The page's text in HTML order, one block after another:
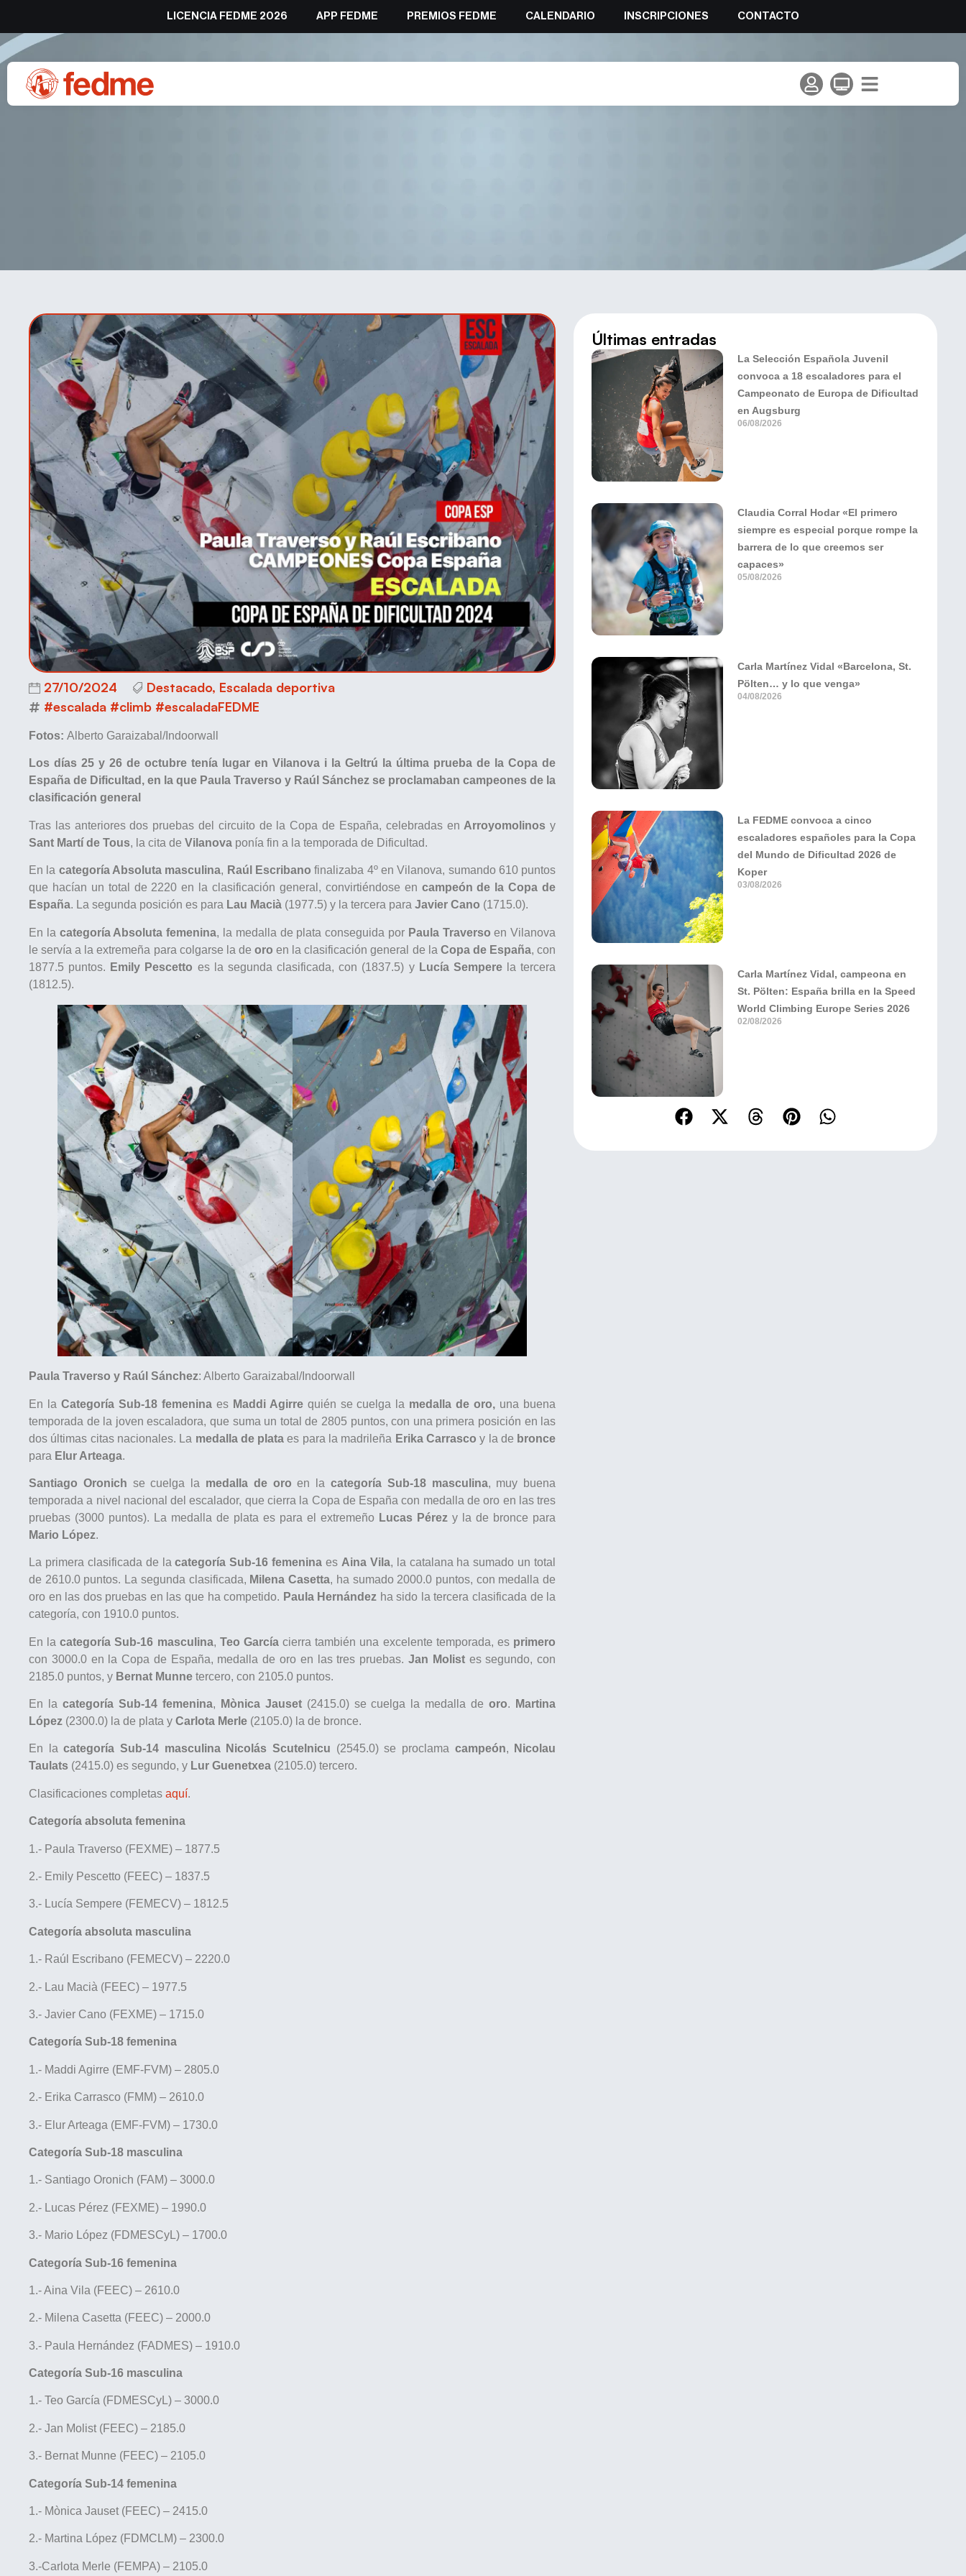
LICENCIA FEDME 2026 APP FEDME PREMIOS FEDME CALENDARIO INSCRIPCIONES CONTACTO
Paula Traverso y Raúl Escribano campeones de la Copa de España de Dificultad 2024
27/10/2024 Destacado, Escalada deportiva
#escalada #climb #escaladaFEDME
Fotos: Alberto Garaizabal/Indoorwall
Los días 25 y 26 de octubre tenía lugar en Vilanova i la Geltrú la última prueba de la Copa de
España de Dificultad, en la que Paula Traverso y Raúl Sánchez se proclamaban campeones de la
clasificación general
Tras las anteriores dos pruebas del circuito de la Copa de España, celebradas en Arroyomolinos y
Sant Martí de Tous, la cita de Vilanova ponía fin a la temporada de Dificultad.
En la categoría Absoluta masculina, Raúl Escribano finalizaba 4º en Vilanova, sumando 610 puntos
que hacían un total de 2220 en la clasificación general, convirtiéndose en campeón de la Copa de
España. La segunda posición es para Lau Macià (1977.5) y la tercera para Javier Cano (1715.0).
En la categoría Absoluta femenina, la medalla de plata conseguida por Paula Traverso en Vilanova
le servía a la extremeña para colgarse la deoro en la clasificación general de la Copa de España, con
1877.5 puntos. Emily Pescetto es la segunda clasificada, con (1837.5) y Lucía Semperela tercera
(1812.5).
Paula Traverso y Raúl Sánchez: Alberto Garaizabal/Indoorwall
En la Categoría Sub-18 femeninaes Maddi Agirrequién se cuelga la medalla de oro, una buena
temporada de la joven escaladora, que suma un total de 2805 puntos, con una primera posición en las
dos últimas citas nacionales. La medalla de plata es para la madrileña Erika Carrasco y la de bronce
para Elur Arteaga.
Santiago Oronich se cuelga la medalla de oro en la categoría Sub-18 masculina, muy buena
temporada a nivel nacional del escalador, que cierra la Copa de España con medalla de oro en las tres
pruebas (3000 puntos). La medalla de plata es para el extremeño Lucas Pérezy la de bronce para
Mario López.
La primera clasificada de lacategoría Sub-16 femenina es Aina Vila, la catalana ha sumado un total
de 2610.0 puntos. La segunda clasificada, Milena Casetta, ha sumado 2000.0 puntos, con medalla de
oro en las dos pruebas en las que ha competido. Paula Hernández ha sido la tercera clasificada de la
categoría, con 1910.0 puntos.
En lacategoría Sub-16 masculina, Teo García cierra también una excelente temporada, es primero
con 3000.0 en la Copa de España, medalla de oro en las tres pruebas. Jan Molistes segundo, con
2185.0 puntos, y Bernat Munne tercero, con 2105.0 puntos.
En la categoría Sub-14 femenina, Mònica Jauset (2415.0) se cuelga la medalla deoro.
Martina
López (2300.0) la de plata y Carlota Merle (2105.0) la de bronce.
En lacategoría Sub-14 masculina Nicolás Scutelnicu (2545.0) se proclama campeón,
Nicolau
Taulats (2415.0) es segundo, y Lur Guenetxea (2105.0) tercero.
Clasificaciones completas aquí.
Categoría absoluta femenina
1.- Paula Traverso (FEXME) – 1877.5
2.- Emily Pescetto (FEEC) – 1837.5
3.- Lucía Sempere (FEMECV) – 1812.5
Categoría absoluta masculina
1.- Raúl Escribano (FEMECV) – 2220.0
2.- Lau Macià (FEEC) – 1977.5
3.- Javier Cano (FEXME) – 1715.0
Categoría Sub-18 femenina
1.- Maddi Agirre (EMF-FVM) – 2805.0
2.- Erika Carrasco (FMM) – 2610.0
3.- Elur Arteaga (EMF-FVM) – 1730.0
Categoría Sub-18 masculina
1.- Santiago Oronich (FAM) – 3000.0
2.- Lucas Pérez (FEXME) – 1990.0
3.- Mario López (FDMESCyL) – 1700.0
Categoría Sub-16 femenina
1.- Aina Vila (FEEC) – 2610.0
2.- Milena Casetta (FEEC) – 2000.0
3.- Paula Hernández (FADMES) – 1910.0
Categoría Sub-16 masculina
1.- Teo García (FDMESCyL) – 3000.0
2.- Jan Molist (FEEC) – 2185.0
3.- Bernat Munne (FEEC) – 2105.0
Categoría Sub-14 femenina
1.- Mònica Jauset (FEEC) – 2415.0
2.- Martina López (FDMCLM) – 2300.0
3.-Carlota Merle (FEMPA) – 2105.0
Últimas entradas
La Selección Española Juvenil
convoca a 18 escaladores para el
Campeonato de Europa de Dificultad
en Augsburg
06/08/2026
Claudia Corral Hodar «El primero
siempre es especial porque rompe la
barrera de lo que creemos ser
capaces»
05/08/2026
Carla Martínez Vidal «Barcelona, St.
Pölten… y lo que venga»
04/08/2026
La FEDME convoca a cinco
escaladores españoles para la Copa
del Mundo de Dificultad 2026 de
Koper
03/08/2026
Carla Martínez Vidal, campeona en
St. Pölten: España brilla en la Speed
World Climbing Europe Series 2026
02/08/2026